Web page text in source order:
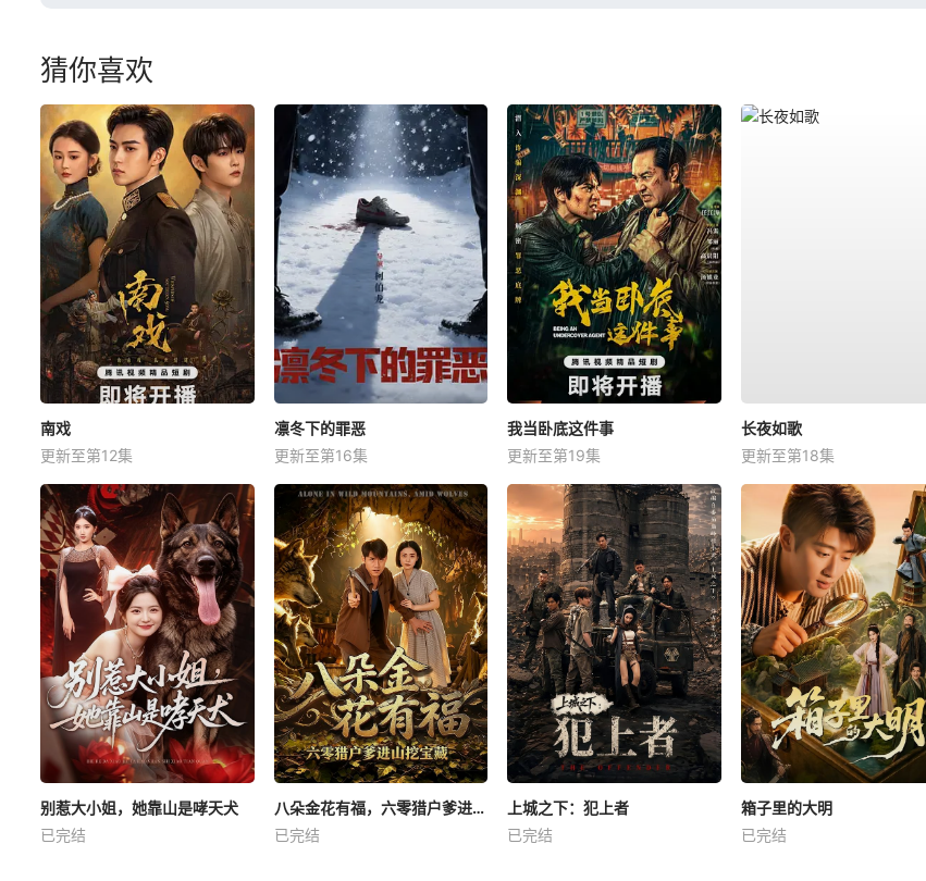
猜你喜欢
南戏
更新至第12集
凛冬下的罪恶
更新至第16集
我当卧底这件事
更新至第19集
长夜如歌
更新至第18集
别惹大小姐，她靠山是哮天犬
已完结
八朵金花有福，六零猎户爹进山挖宝藏
已完结
上城之下：犯上者
已完结
箱子里的大明
已完结